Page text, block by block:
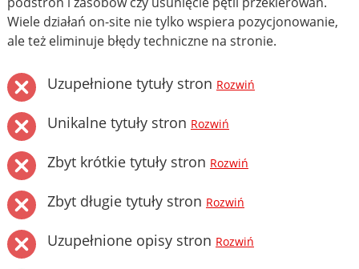
Wiele działań on-site nie tylko wspiera pozycjonowanie,
ale też eliminuje błędy techniczne na stronie.
Uzupełnione tytuły stron Rozwiń
Unikalne tytuły stron Rozwiń
Zbyt krótkie tytuły stron Rozwiń
Zbyt długie tytuły stron Rozwiń
Uzupełnione opisy stron Rozwiń